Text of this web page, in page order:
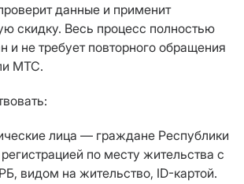
данные и применит
скидку. Весь процесс полностью
и не требует повторного обращения
МТС.
лица — граждане Республики
по месту жительства с
видом на жительство, ID-картой.